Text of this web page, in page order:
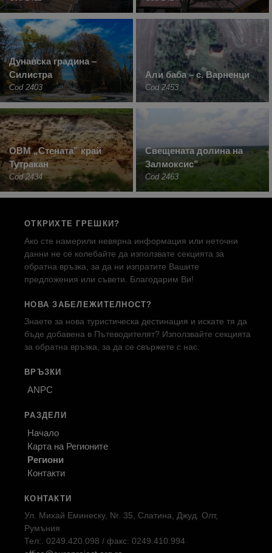
Дунавска градина –
Силистра
Cod 2403
Али баба – с. Варненци
Cod 2453
ОВМ „Стената” край
Тутракан
Cod 2434
Свещената долина на
Залмоксис”
Cod 2463
ОТКРИХТЕ ГРЕШКИ?
Ако сте намерили невярна информация или неточни
данни не се колебайте да използвате секцията за
обратна връзка, за да ни изпратите Вашите
предложения или съвети. Благодарим Ви!
НОВА ЗАБЕЛЕЖИТЕЛНОСТ?
Знаете за нова туристическа дестинация и искате тя да
бъде добавена в Пътеводителят? Използвайте секцията
за обратна връзка, за да се свържете с нас.
ВРЪЗКИ
ANPC
РАЗДЕЛИ
Начало
Карта на Регионите
Региони
Контакти
КОНТАКТИ
Ул. Михай Еминеску, Nr. 35, Слатина, Джуд. Олт,
Румъния
Тел:. 0249.420.098 / факс: 0249.410.994